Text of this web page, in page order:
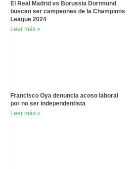
El Real Madrid vs Borussia Dortmund
buscan ser campeones de la Champions
League 2024
Leer más »
Francisco Oya denuncia acoso laboral
por no ser independentista
Leer más »